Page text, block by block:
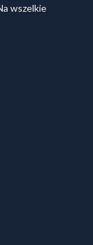
wszelkie